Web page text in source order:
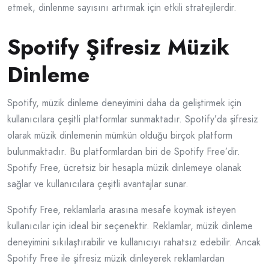
etmek, dinlenme sayısını artırmak için etkili stratejilerdir.
Spotify Şifresiz Müzik
Dinleme
Spotify, müzik dinleme deneyimini daha da geliştirmek için
kullanıcılara çeşitli platformlar sunmaktadır. Spotify’da şifresiz
olarak müzik dinlemenin mümkün olduğu birçok platform
bulunmaktadır. Bu platformlardan biri de Spotify Free’dir.
Spotify Free, ücretsiz bir hesapla müzik dinlemeye olanak
sağlar ve kullanıcılara çeşitli avantajlar sunar.
Spotify Free, reklamlarla arasına mesafe koymak isteyen
kullanıcılar için ideal bir seçenektir. Reklamlar, müzik dinleme
deneyimini sıkılaştırabilir ve kullanıcıyı rahatsız edebilir. Ancak
Spotify Free ile şifresiz müzik dinleyerek reklamlardan